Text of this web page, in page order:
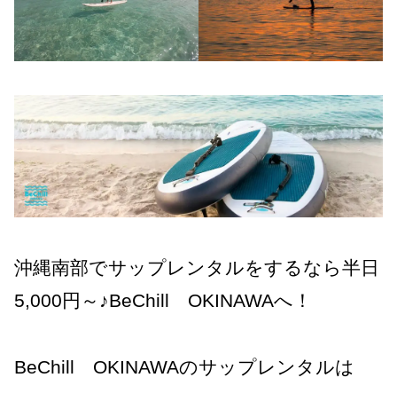
沖縄南部でサップレンタルをするなら半日
5,000円～♪BeChill OKINAWAへ！
BeChill OKINAWAのサップレンタルは